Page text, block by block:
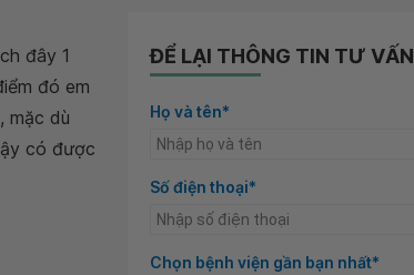
đây 1
đó em
mặc dù
có được
ĐỂ LẠI THÔNG TIN TƯ VẤN
Họ và tên*
Số điện thoại*
Chọn bệnh viện gần bạn nhất*